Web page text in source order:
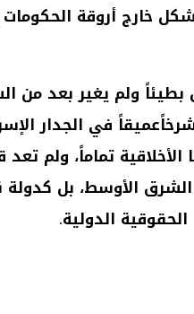
خارج أروقة الحكومات
بطيئاً ولم يغير بعد من
في الجدار
الأخلاقية تماماً، ولم تعد
الشرق الأوسط، بل كدولة
الحقوقية الدولية.